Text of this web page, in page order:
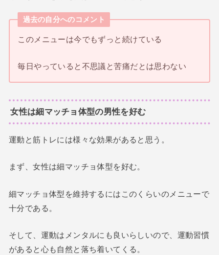
過去の自分へのコメント
このメニューは今でもずっと続けている
毎日やっていると不思議と苦痛だとは思わない
女性は細マッチョ体型の男性を好む
運動と筋トレには様々な効果があると思う。
まず、女性は細マッチョ体型を好む。
細マッチョ体型を維持するにはこのくらいのメニューで
十分である。
そして、運動はメンタルにも良いらしいので、運動習慣
があると心も自然と落ち着いてくる。